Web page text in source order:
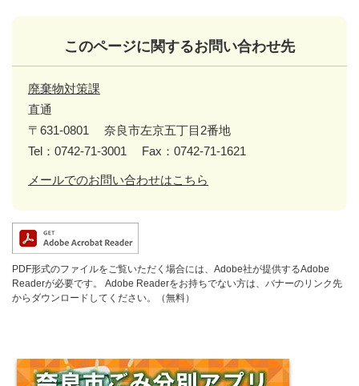
このページに関するお問い合わせ先
廃棄物対策課
直通
〒631-0801
奈良市左京五丁目2番地
Tel：0742-71-3001
Fax：0742-71-1621
メールでのお問い合わせはこちら
PDF形式のファイルをご覧いただく場合には、Adobe社が提供するAdobe
Readerが必要です。
Adobe Readerをお持ちでない方は、バナーのリンク先
からダウンロードしてください。（無料）